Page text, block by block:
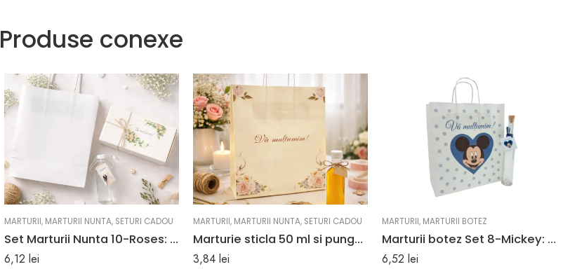
Produse conexe
MARTURII, MARTURII NUNTA, SETURI CADOU
Set Marturii Nunta 10-Roses: Pungi, Sticle, Cutii Personalizate
6,12 lei
MARTURII, MARTURII NUNTA, SETURI CADOU
Marturie sticla 50 ml si punga cadou florala | eMarturii
3,84 lei
MARTURII, MARTURII BOTEZ
Marturii botez Set 8-Mickey: Pungi, Sticle 100ml
6,52 lei